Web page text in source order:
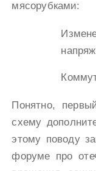
мясорубками:
Понятно,
схему
этому поводу
форуме про